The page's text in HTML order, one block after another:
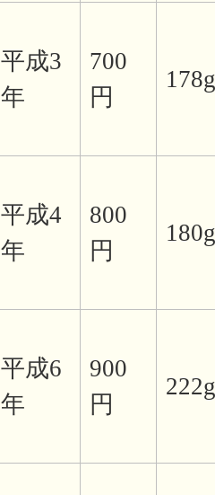
平成3
年
700
円
178g
平成4
年
800
円
180g
平成6
年
900
円
222g